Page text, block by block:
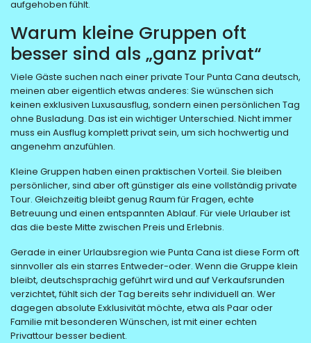
aufgehoben fühlt.
Warum kleine Gruppen oft
besser sind als „ganz privat“
Viele Gäste suchen nach einer private Tour Punta Cana deutsch,
meinen aber eigentlich etwas anderes: Sie wünschen sich
keinen exklusiven Luxusausflug, sondern einen persönlichen Tag
ohne Busladung. Das ist ein wichtiger Unterschied. Nicht immer
muss ein Ausflug komplett privat sein, um sich hochwertig und
angenehm anzufühlen.
Kleine Gruppen haben einen praktischen Vorteil. Sie bleiben
persönlicher, sind aber oft günstiger als eine vollständig private
Tour. Gleichzeitig bleibt genug Raum für Fragen, echte
Betreuung und einen entspannten Ablauf. Für viele Urlauber ist
das die beste Mitte zwischen Preis und Erlebnis.
Gerade in einer Urlaubsregion wie Punta Cana ist diese Form oft
sinnvoller als ein starres Entweder-oder. Wenn die Gruppe klein
bleibt, deutschsprachig geführt wird und auf Verkaufsrunden
verzichtet, fühlt sich der Tag bereits sehr individuell an. Wer
dagegen absolute Exklusivität möchte, etwa als Paar oder
Familie mit besonderen Wünschen, ist mit einer echten
Privattour besser bedient.